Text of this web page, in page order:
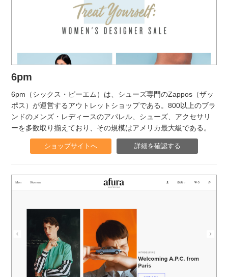
6pm
6pm（シックス・ピーエム）は、シューズ専門のZappos（ザッ
ポス）が運営するアウトレットショップである。800以上のブラ
ンドのメンズ・レディースのアパレル、シューズ、アクセサリ
ーを多数取り揃えており、その規模はアメリカ最大級である。
ショップサイトへ 詳細を確認する